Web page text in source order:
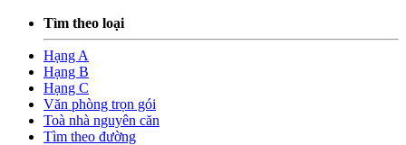
Tìm theo loại
Hạng A
Hạng B
Hạng C
Văn phòng trọn gói
Toà nhà nguyên căn
Tìm theo đường